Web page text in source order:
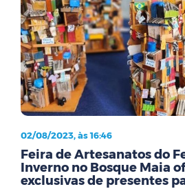
02/08/2023, às 16:46
Feira de Artesanatos do
Inverno no Bosque Maia
exclusivas de presentes